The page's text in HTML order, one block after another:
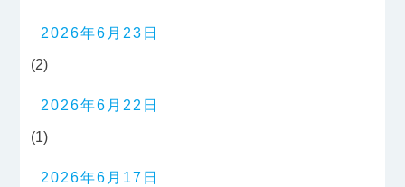
2026年6月23日
(2)
2026年6月22日
(1)
2026年6月17日